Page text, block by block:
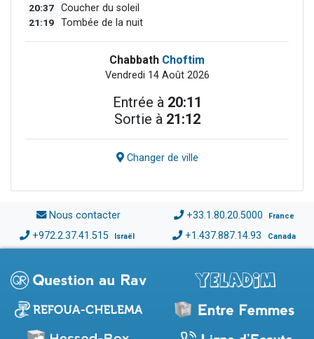
20:37 Coucher du soleil
21:19 Tombée de la nuit
Chabbath Choftim
Vendredi 14 Août 2026
Entrée à 20:11
Sortie à 21:12
Changer de ville
Nous contacter +33.1.80.20.5000 France
+972.2.37.41.515 Israël +1.437.887.14.93 Canada